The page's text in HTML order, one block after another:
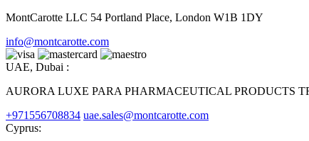
MontCarotte LLC 54 Portland Place, London W1B 1DY
info@montcarotte.com
UAE, Dubai :
AURORA LUXE PARA PHARMACEUTICAL PRODUCTS
+971556708834 uae.sales@montcarotte.com
Cyprus: